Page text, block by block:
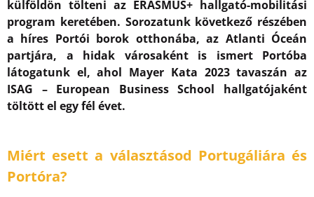
külföldön tölteni az ERASMUS+ hallgató-mobilitási
program keretében. Sorozatunk következő részében
a híres Portói borok otthonába, az Atlanti Óceán
partjára, a hidak városaként is ismert Portóba
látogatunk el, ahol Mayer Kata 2023 tavaszán az
ISAG – European Business School hallgatójaként
töltött el egy fél évet.
Miért esett a választásod Portugáliára és
Portóra?